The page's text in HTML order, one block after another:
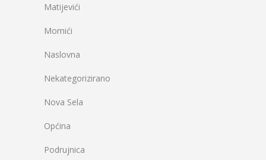
Matijevići
Momići
Naslovna
Nekategorizirano
Nova Sela
Općina
Podrujnica